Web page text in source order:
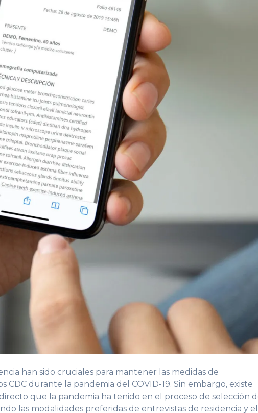
han sido cruciales para mantener las medidas de
CDC durante la pandemia del COVID-19. Sin embargo, existe
que la pandemia ha tenido en el proceso de selección
las modalidades preferidas de entrevistas de residencia y el